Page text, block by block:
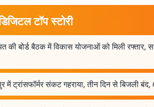
टॉप स्टोरी
की बोर्ड बैठक में विकास योजनाओं को मिली
में ट्रांसफॉर्मर संकट गहराया, तीन दिन से बिजली बंद,